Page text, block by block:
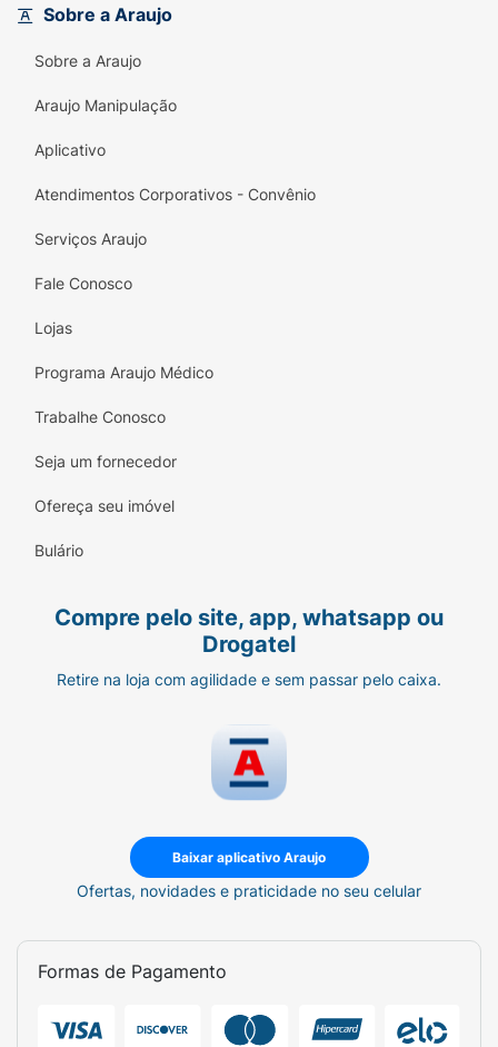
Sobre a Araujo
Sobre a Araujo
Araujo Manipulação
Aplicativo
Atendimentos Corporativos - Convênio
Serviços Araujo
Fale Conosco
Lojas
Programa Araujo Médico
Trabalhe Conosco
Seja um fornecedor
Ofereça seu imóvel
Bulário
Compre pelo site, app, whatsapp ou
Drogatel
Retire na loja com agilidade e sem passar pelo caixa.
Baixar aplicativo Araujo
Ofertas, novidades e praticidade no seu celular
Formas de Pagamento